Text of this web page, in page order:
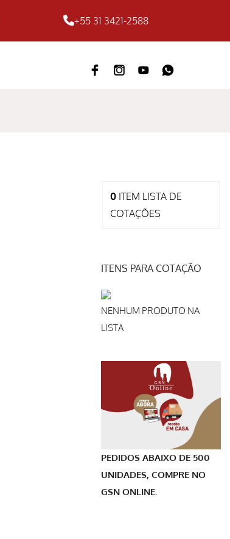
+55 31 3421-2588
0ITEM LISTA DE
COTAÇÕES
ITENS PARA COTAÇÃO
NENHUM PRODUTO NA
LISTA
PEDIDOS ABAIXO DE 500
UNIDADES, COMPRE NO
GSN ONLINE.